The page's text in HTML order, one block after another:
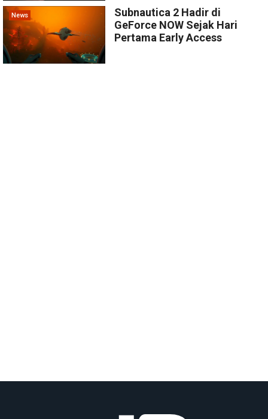
News
Subnautica 2 Hadir di
GeForce NOW Sejak Hari
Pertama Early Access